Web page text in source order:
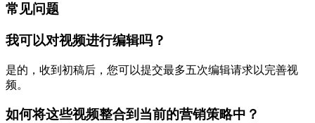
常见问题
我可以对视频进行编辑吗？
是的，收到初稿后，您可以提交最多五次编辑请求以完善视
频。
如何将这些视频整合到当前的营销策略中？